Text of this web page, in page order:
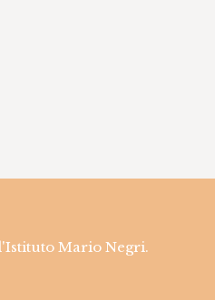
Mario Negri.